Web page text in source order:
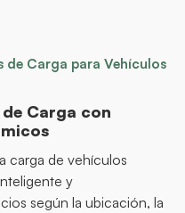
de Carga para Vehículos
Carga con
carga de vehículos
y
según la ubicación, la